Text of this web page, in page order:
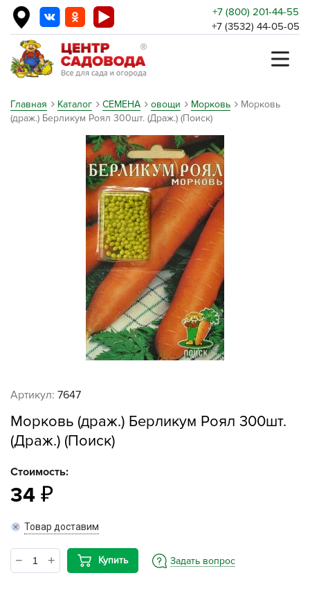
+7 (800) 201-44-55
+7 (3532) 44-05-05
Главная Каталог СЕМЕНА овощи Морковь
Морковь
(драж.) Берликум Роял 300шт. (Драж.) (Поиск)
Артикул: 7647
Морковь (драж.) Берликум Роял 300шт.
(Драж.) (Поиск)
Стоимость:
34
Товар доставим
Купить Задать вопрос